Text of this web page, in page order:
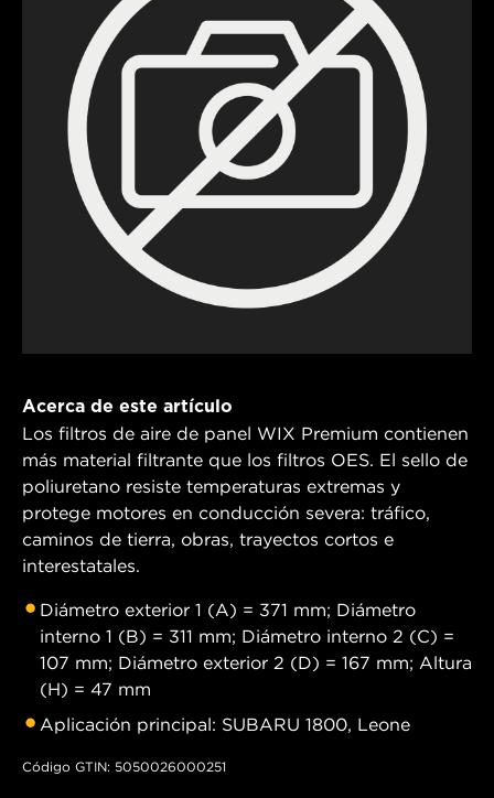
Acerca de este artículo
Los filtros de aire de panel WIX Premium contienen
más material filtrante que los filtros OES. El sello de
poliuretano resiste temperaturas extremas y
protege motores en conducción severa: tráfico,
caminos de tierra, obras, trayectos cortos e
interestatales.
Diámetro exterior 1 (A) = 371 mm; Diámetro
interno 1 (B) = 311 mm; Diámetro interno 2 (C) =
107 mm; Diámetro exterior 2 (D) = 167 mm; Altura
(H) = 47 mm
Aplicación principal: SUBARU 1800, Leone
Código GTIN: 5050026000251